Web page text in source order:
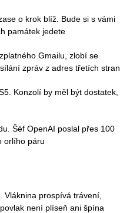
o krok blíž. Bude si s vámi
památek jedete
Gmailu, zlobí se
zpráv z adres třetích stran
Konzolí by měl být dostatek,
Šéf OpenAI poslal přes 100
orlího páru
Vláknina prospívá trávení,
není plíseň ani špína